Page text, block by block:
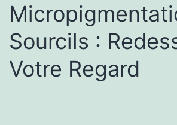
Sourcils :
Votre Regard